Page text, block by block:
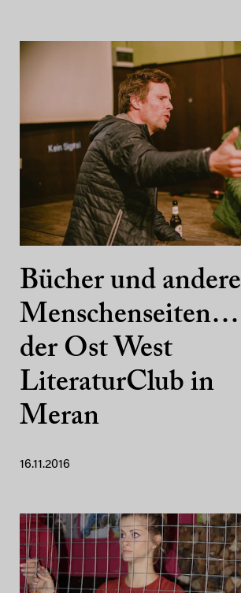
Bücher und andere
Menschenseiten…
der Ost West
LiteraturClub in
Meran
16.11.2016